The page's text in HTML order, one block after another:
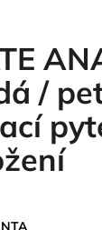
/
BĚŽECKÉ